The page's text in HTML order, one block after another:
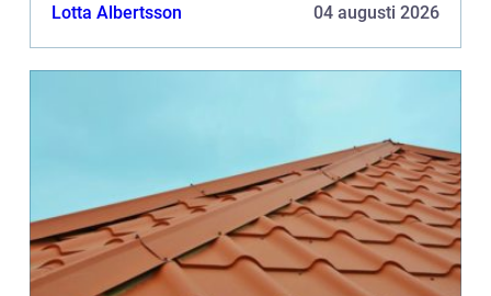
Lotta Albertsson 04 augusti 2026